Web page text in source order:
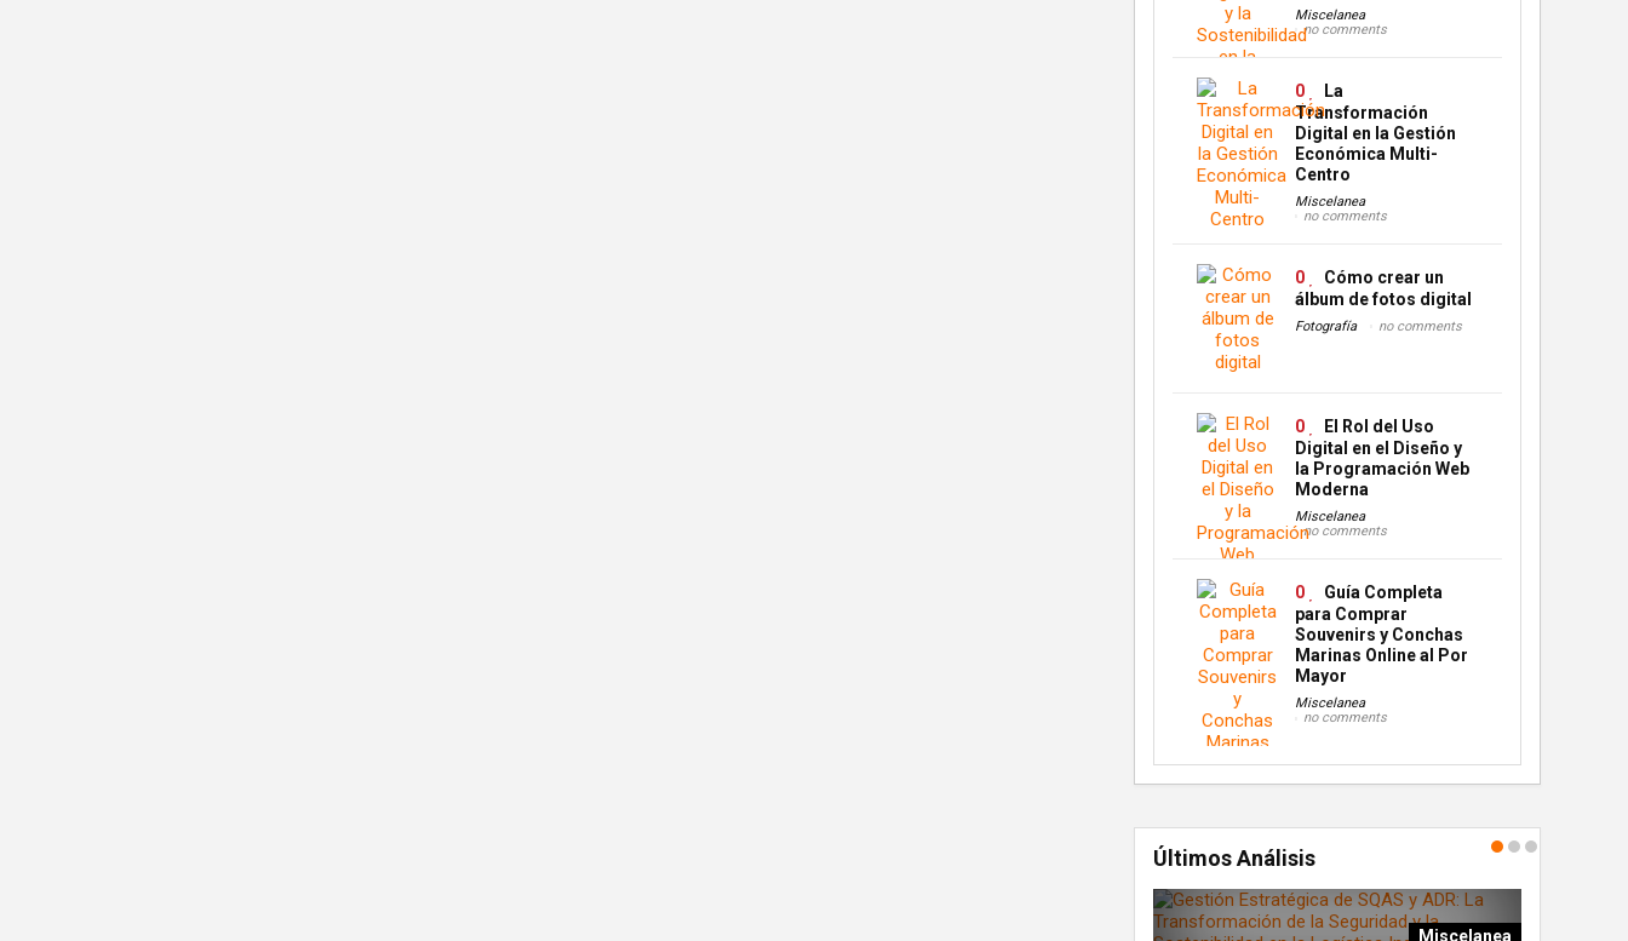
Miscelanea
no comments
0
La
Transformación
Digital en la Gestión
Económica Multi-
Centro
Miscelanea
no comments
0
Cómo crear un
álbum de fotos digital
Fotografía no comments
0
El Rol del Uso
Digital en el Diseño y
la Programación Web
Moderna
Miscelanea
no comments
0
Guía Completa
para Comprar
Souvenirs y Conchas
Marinas Online al Por
Mayor
Miscelanea
no comments
Últimos Análisis
Miscelanea